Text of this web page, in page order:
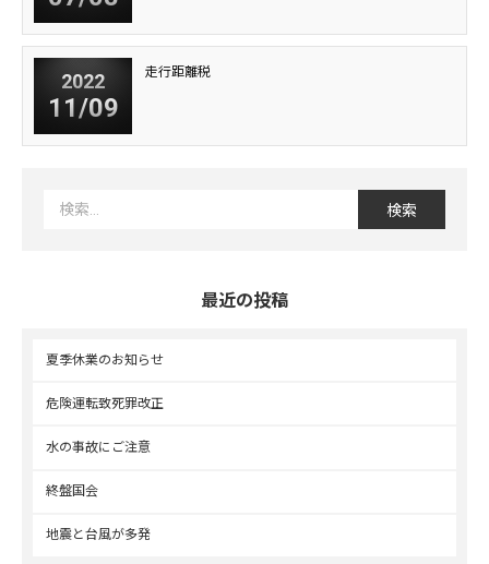
2022
11/09
走行距離税
最近の投稿
夏季休業のお知らせ
危険運転致死罪改正
水の事故にご注意
終盤国会
地震と台風が多発